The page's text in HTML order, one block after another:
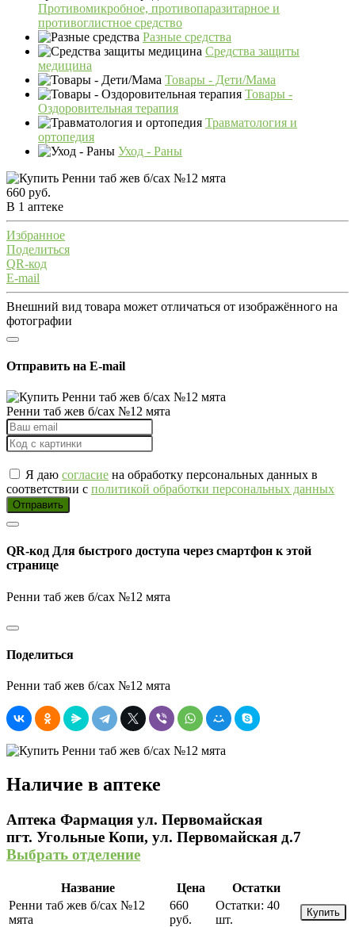
Противомикробное, противопаразитарное и
противоглистное средство
Разные средства
Средства защиты
медицина
Товары - Дети/Мама
Товары -
Оздоровительная терапия
Травматология и
ортопедия
Уход - Раны
660 руб.
В 1 аптеке
Избранное
Поделиться
QR-код
E-mail
Внешний вид товара может отличаться от изображённого на
фотографии
Отправить на E-mail
Ренни таб жев б/сах №12 мята
Я даю согласие на обработку персональных данных в
соответствии с политикой обработки персональных данных
Отправить
QR-код Для быстрого доступа через смартфон к этой
странице
Ренни таб жев б/сах №12 мята
Поделиться
Ренни таб жев б/сах №12 мята
Наличие в аптеке
Аптека Фармация ул. Первомайская
пгт. Угольные Копи, ул. Первомайская д.7
Выбрать отделение
Название Цена
Остатки
Ренни таб жев б/сах №12
мята
660
руб.
Остатки: 40
шт.
Купить